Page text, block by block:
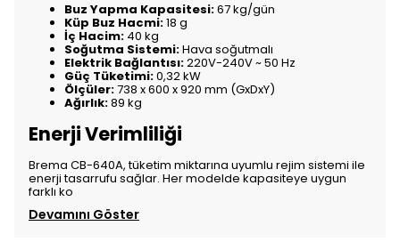
Buz Yapma Kapasitesi:67 kg/gün
Küp Buz Hacmi:18 g
İç Hacim: 40 kg
Soğutma Sistemi:Hava soğutmalı
Elektrik Bağlantısı:220V-240V ~ 50 Hz
Güç Tüketimi:0,32 kW
Ölçüler:738 x 600 x 920 mm (GxDxY)
Ağırlık:89 kg
Enerji Verimliliği
Brema CB-640A, tüketim miktarına uyumlu rejim sistemi ile
enerji tasarrufu sağlar. Her modelde kapasiteye uygun
farklı ko
Devamını Göster